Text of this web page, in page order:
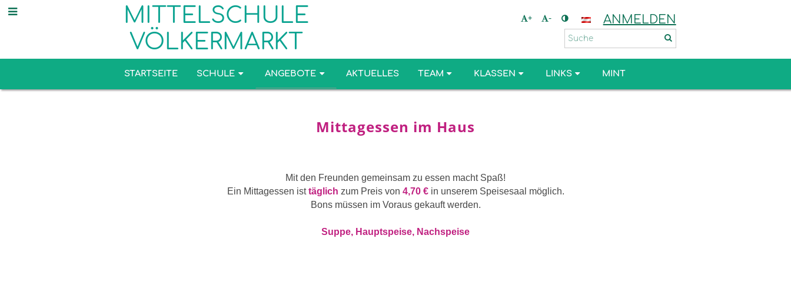
MITTELSCHULE
VÖLKERMARKT
+ - ANMELDEN
STARTSEITE SCHULE ANGEBOTE AKTUELLES TEAM KLASSEN LINKS MINT
Mittagessen im Haus
Mit den Freunden gemeinsam zu essen macht Spaß!
Ein Mittagessen isttäglich zum Preis von 4,70 €in unserem Speisesaal möglich.
​Bons müssen im Voraus gekauft werden.
Suppe, Hauptspeise, Nachspeise